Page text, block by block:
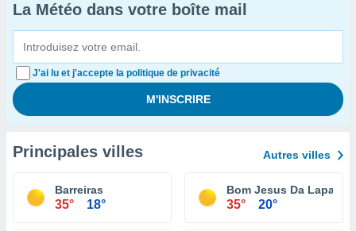
La Météo dans votre boîte mail
J'ai lu et j'accepte la politique de privacité
Principales villes Autres villes
Barreiras
35° 18°
Bom Jesus Da Lapa
35° 20°